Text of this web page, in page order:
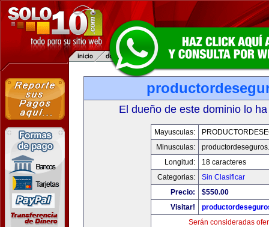
El dueño de este dominio lo
Mayusculas:
Minusculas:
Longitud:
18 caracteres
Categorias:
Sin Clasificar
Precio:
$550.00
Visitar!
Serán consideradas